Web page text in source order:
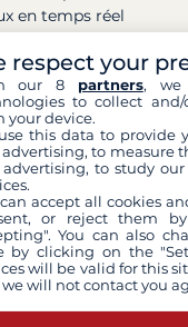
en temps réel
?
française
saine avec une
4 à la banque de
respect your
our 8 partners, we
to collect
your device.
this data to provide
to measure
advertising, to study
can accept all cookies
or reject them
You can also
by clicking on the
will be valid for this
will not contact you